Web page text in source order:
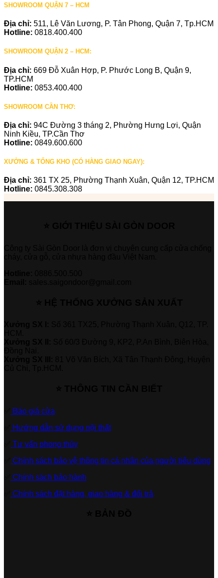
SHOWROOM QUẬN 7 – HCM
Địa chỉ: 511, Lê Văn Lương, P. Tân Phong, Quận 7, Tp.HCM
Hotline: 0818.400.400
SHOWROOM QUẬN 2 – HCM:
Địa chỉ: 669 Đỗ Xuân Hợp, P. Phước Long B, Quận 9,
TP.HCM
Hotline: 0853.400.400
SHOWROOM CẦN THƠ:
Địa chỉ: 94C Đường 3 tháng 2, Phường Hưng Lợi, Quận
Ninh Kiều, TP.Cần Thơ
Hotline: 0849.600.600
XƯỞNG & TỔNG KHO (CÓ HÀNG GIAO NGAY):
Địa chỉ: 361 TX 25, Phường Thạnh Xuân, Quận 12, TP.HCM
Hotline: 0845.308.308
Báo giá cửa
Hướng dẫn sử dụng nội thất
Tư vấn phong thủy
Chính sách bảo vệ thông tin cá nhân của người tiêu dùng
Chính sách bảo hành
Chính sách đặt hàng, giao hàng & đổi trả